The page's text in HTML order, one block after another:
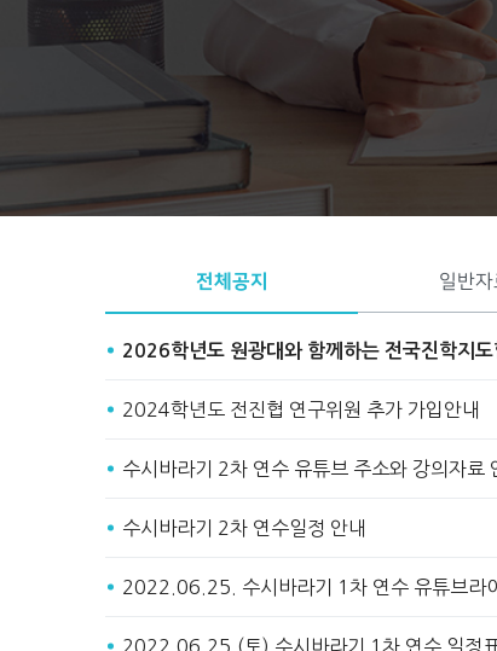
전체공지
2026학년도 원광대와 함께하는 전국진학지
2024학년도 전진협 연구위원 추가 가입안내
수시바라기 2차 연수 유튜브 주소와 강의자료
수시바라기 2차 연수일정 안내
2022.06.25. 수시바라기 1차 연수 유튜브라
2022.06.25.(토) 수시바라기 1차 연수 일정
일반자